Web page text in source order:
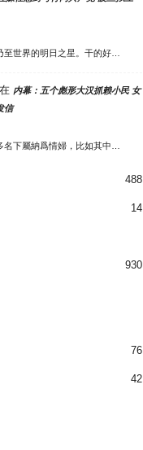
至世界的明日之星。干的好…
内幕：五个彪形大汉抓赖小民 女
信
名下屬納爲情婦，比如其中…
488
14
930
76
42